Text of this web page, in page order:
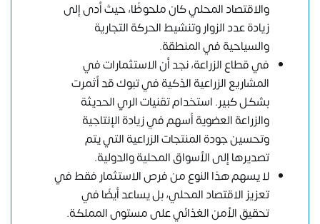
والاقتصاد المحلي كان ملحوظًا، حيث أدى إلى
زيادة عدد الزوار وتنشيط الحركة التجارية
والسياحية في المنطقة.
في قطاع الزراعة، نجد أن الاستثمارات في
المشاريع الزراعية الذكية في تبوك قد أثمرت
بشكل كبير. استخدام تقنيات الري الحديثة
والزراعة العضوية أسهم في زيادة الإنتاجية
وتحسين جودة المنتجات الزراعية التي يتم
تصديرها إلى الأسواق المحلية والدولية.
لا يسهم هذا النوع من فرص الاستثمار فقط في
تعزيز الاقتصاد المحلي، بل يساعد أيضًا في
تحقيق الأمن الغذائي على مستوى المملكة.